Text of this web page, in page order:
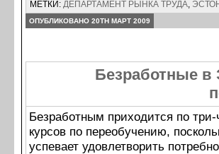
МЕТКИ: ДЕПАРТАМЕНТ РЫНКА ТРУДА,
ОПУБЛИКОВАНО 20TH МАРТ 2009
Безработные в
Безработным приходится по
курсов по переобучению,
успевает удовлетворить